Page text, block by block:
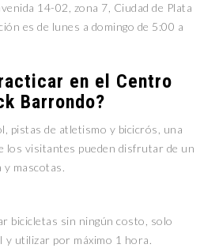
14-02, zona 7, Ciudad de Plata
es de lunes a domingo de 5:00 a
en el Centro
Barrondo?
pistas de atletismo y bicicrós, una
los visitantes pueden disfrutar de un
mascotas.
bicicletas sin ningún costo, solo
y utilizar por máximo 1 hora.